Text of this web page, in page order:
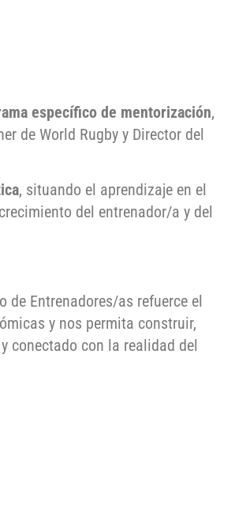
específico de mentorización,
de World Rugby y Director del
, situando el aprendizaje en el
del entrenador/a y del
de Entrenadores/as refuerce el
y nos permita construir,
conectado con la realidad del